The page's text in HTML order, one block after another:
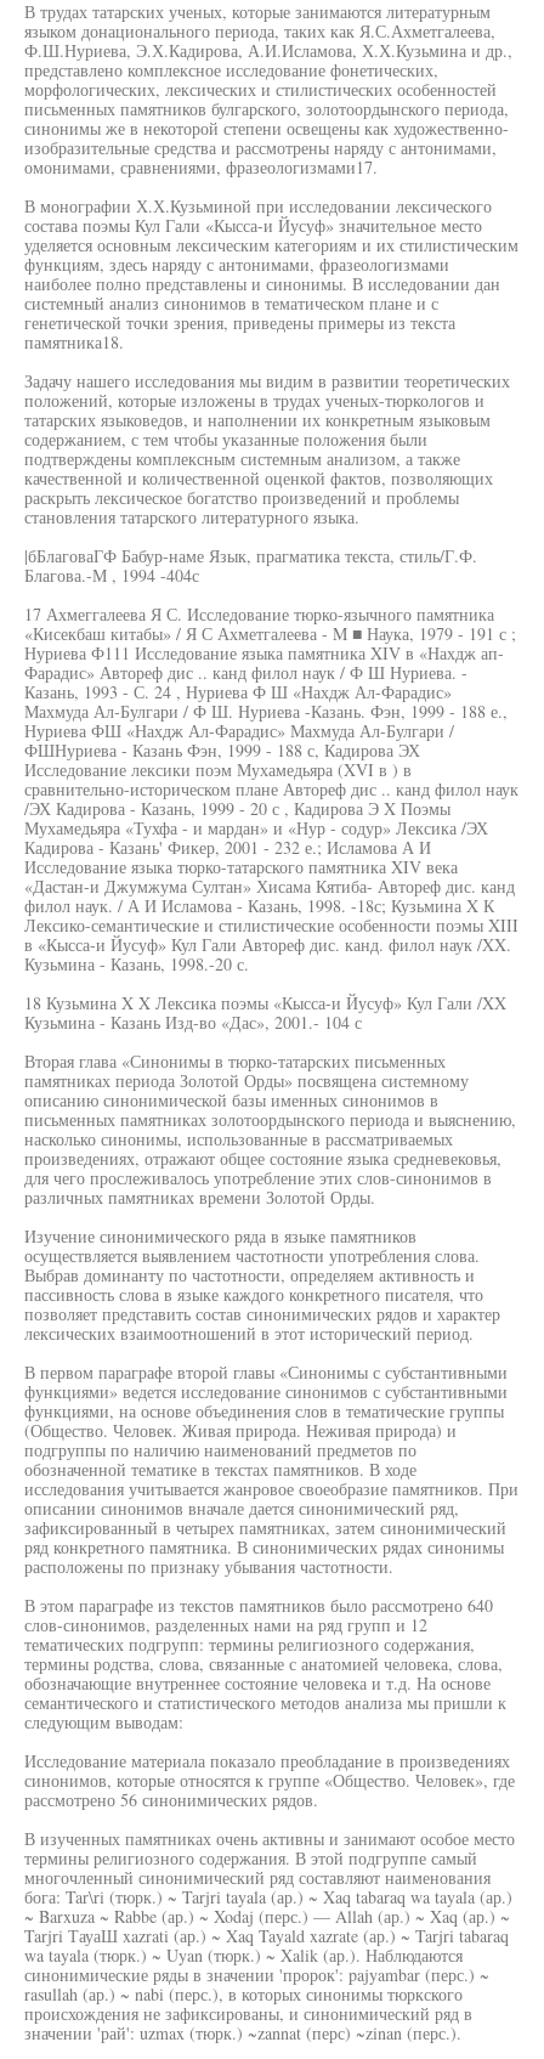
В трудах татарских ученых, которые занимаются литературным
языком донационального периода, таких как Я.С.Ахметгалеева,
Ф.Ш.Нуриева, Э.Х.Кадирова, А.И.Исламова, Х.Х.Кузьмина и др.,
представлено комплексное исследование фонетических,
морфологических, лексических и стилистических особенностей
письменных памятников булгарского, золотоордынского периода,
синонимы же в некоторой степени освещены как художественно-
изобразительные средства и рассмотрены наряду с антонимами,
омонимами, сравнениями, фразеологизмами17.
В монографии Х.Х.Кузьминой при исследовании лексического
состава поэмы Кул Гали «Кысса-и Йусуф» значительное место
уделяется основным лексическим категориям и их стилистическим
функциям, здесь наряду с антонимами, фразеологизмами
наиболее полно представлены и синонимы. В исследовании дан
системный анализ синонимов в тематическом плане и с
генетической точки зрения, приведены примеры из текста
памятника18.
Задачу нашего исследования мы видим в развитии теоретических
положений, которые изложены в трудах ученых-тюркологов и
татарских языковедов, и наполнении их конкретным языковым
содержанием, с тем чтобы указанные положения были
подтверждены комплексным системным анализом, а также
качественной и количественной оценкой фактов, позволяющих
раскрыть лексическое богатство произведений и проблемы
становления татарского литературного языка.
|бБлаговаГФ Бабур-наме Язык, прагматика текста, стиль/Г.Ф.
Благова.-М , 1994 -404с
17 Ахмеггалеева Я С. Исследование тюрко-язычного памятника
«Кисекбаш китабы» / Я С Ахметгалеева - M ■ Наука, 1979 - 191 с ;
Нуриева Ф111 Исследование языка памятника XIV в «Нахдж ап-
Фарадис» Автореф дис .. канд филол наук / Ф Ш Нуриева. -
Казань, 1993 - С. 24 , Нуриева Ф Ш «Нахдж Ал-Фарадис»
Махмуда Ал-Булгари / Ф Ш. Нуриева -Казань. Фэн, 1999 - 188 е.,
Нуриева ФШ «Нахдж Ал-Фарадис» Махмуда Ал-Булгари /
ФШНуриева - Казань Фэн, 1999 - 188 с, Кадирова ЭХ
Исследование лексики поэм Мухамедьяра (XVI в ) в
сравнительно-историческом плане Автореф дис .. канд филол наук
/ЭХ Кадирова - Казань, 1999 - 20 с , Кадирова Э X Поэмы
Мухамедьяра «Тухфа - и мардан» и «Нур - содур» Лексика /ЭХ
Кадирова - Казань' Фикер, 2001 - 232 е.; Исламова А И
Исследование языка тюрко-татарского памятника XIV века
«Дастан-и Джумжума Султан» Хисама Кятиба- Автореф дис. канд
филол наук. / А И Исламова - Казань, 1998. -18с; Кузьмина X К
Лексико-семантические и стилистические особенности поэмы XIII
в «Кысса-и Йусуф» Кул Гали Автореф дис. канд. филол наук /XX.
Кузьмина - Казань, 1998.-20 с.
18 Кузьмина X X Лексика поэмы «Кысса-и Йусуф» Кул Гали /XX
Кузьмина - Казань Изд-во «Дас», 2001.- 104 с
Вторая глава «Синонимы в тюрко-татарских письменных
памятниках периода Золотой Орды» посвящена системному
описанию синонимической базы именных синонимов в
письменных памятниках золотоордынского периода и выяснению,
насколько синонимы, использованные в рассматриваемых
произведениях, отражают общее состояние языка средневековья,
для чего прослеживалось употребление этих слов-синонимов в
различных памятниках времени Золотой Орды.
Изучение синонимического ряда в языке памятников
осуществляется выявлением частотности употребления слова.
Выбрав доминанту по частотности, определяем активность и
пассивность слова в языке каждого конкретного писателя, что
позволяет представить состав синонимических рядов и характер
лексических взаимоотношений в этот исторический период.
В первом параграфе второй главы «Синонимы с субстантивными
функциями» ведется исследование синонимов с субстантивными
функциями, на основе объединения слов в тематические группы
(Общество. Человек. Живая природа. Неживая природа) и
подгруппы по наличию наименований предметов по
обозначенной тематике в текстах памятников. В ходе
исследования учитывается жанровое своеобразие памятников. При
описании синонимов вначале дается синонимический ряд,
зафиксированный в четырех памятниках, затем синонимический
ряд конкретного памятника. В синонимических рядах синонимы
расположены по признаку убывания частотности.
В этом параграфе из текстов памятников было рассмотрено 640
слов-синонимов, разделенных нами на ряд групп и 12
тематических подгрупп: термины религиозного содержания,
термины родства, слова, связанные с анатомией человека, слова,
обозначающие внутреннее состояние человека и т.д. На основе
семантического и статистического методов анализа мы пришли к
следующим выводам:
Исследование материала показало преобладание в произведениях
синонимов, которые относятся к группе «Общество. Человек», где
рассмотрено 56 синонимических рядов.
В изученных памятниках очень активны и занимают особое место
термины религиозного содержания. В этой подгруппе самый
многочленный синонимический ряд составляют наименования
бога: Tar\ri (тюрк.) ~ Tarjri tayala (ар.) ~ Xaq tabaraq wa tayala (ар.)
~ Barxuza ~ Rabbe (ар.) ~ Xodaj (перс.) — Allah (ар.) ~ Xaq (ар.) ~
Tarjri ТауаШ xazrati (ар.) ~ Xaq Tayald xazrate (ар.) ~ Tarjri tabaraq
wa tayala (тюрк.) ~ Uyan (тюрк.) ~ Xalik (ар.). Наблюдаются
синонимические ряды в значении 'пророк': pajyambar (перс.) ~
rasullah (ар.) ~ nabi (перс.), в которых синонимы тюркского
происхождения не зафиксированы, и синонимический ряд в
значении 'рай': uzmax (тюрк.) ~zannat (перс) ~zinan (перс.).